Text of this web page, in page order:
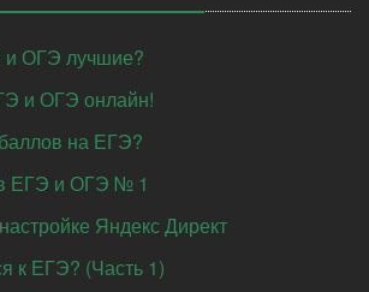
и ОГЭ лучшие?
и ОГЭ онлайн!
на ЕГЭ?
ЕГЭ и ОГЭ № 1
Яндекс Директ
к ЕГЭ? (Часть 1)